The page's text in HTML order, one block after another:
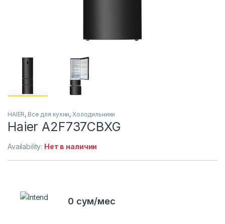
HAIER, Все для кухни, Холодильники
Haier A2F737CBXG
Availability: Нет в наличии
0 сум/мес